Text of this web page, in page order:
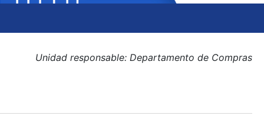
Unidad responsable: Departamento de Compras